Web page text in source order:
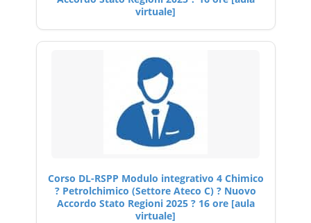
virtuale]
Corso DL-RSPP Modulo integrativo 4 Chimico
? Petrolchimico (Settore Ateco C) ? Nuovo
Accordo Stato Regioni 2025 ? 16 ore [aula
virtuale]